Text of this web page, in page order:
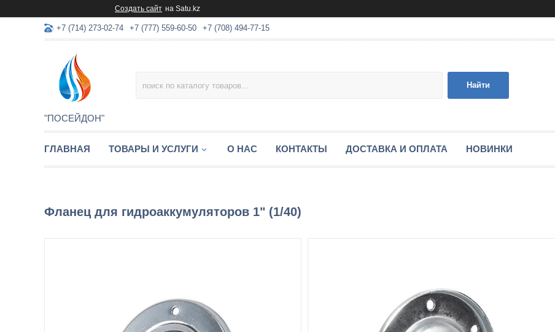
Создать сайт на Satu.kz
+7 (714) 273-02-74 +7 (777) 559-60-50 +7 (708) 494-77-15
"ПОСЕЙДОН"
Найти
ГЛАВНАЯ ТОВАРЫ И УСЛУГИ О НАС КОНТАКТЫ ДОСТАВКА И ОПЛАТА НОВИНКИ
Фланец для гидроаккумуляторов 1" (1/40)